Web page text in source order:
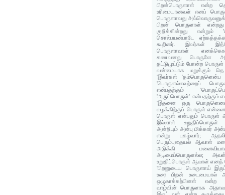
பிறன்பொருளாள் என்ற
உரிமையானவள் எனப்
பொருளாவது
பிறன் பொருளாள்
குறிக்கின்றது
சொல்பயன்பாடே
கூறினர். இவர்கள்
பொருளாவாள்
கணவனது பொருளே
தட்டுமுட்டும் போன்ற
வன்மையாக மறுக்கும்
'இவர்கள் 'தம்பொருளென்ப
'பொருளல்லவற்றைப்
என்பதற்கும்
'அருட்பொருள்' என்பதற்கும்
'இதனை ஒரு
வழக்கிற்குப் பொருள்
பொருள் என்பதும் பொருள்
இல்லாள்
அன்றியும் அன்பு மிக்கார்
என்று புகழ்வார்;
பெரும்புதையல் ஆவாள்
அடுக்கி
அடிமைப்பொருளல்ல;
உறுதிப்பொருள் ஆவாள் எனத்
'பிறனுடைய பொருளாய்
உரை பிறன் உடைமையால்
ஒழுகாக்கற்பினள் என்ற
வாழ்வின் பொருளாக